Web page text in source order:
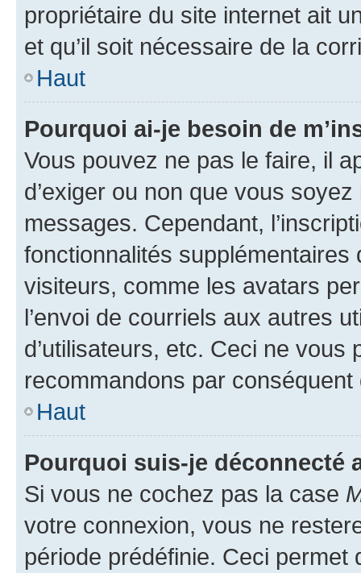
propriétaire du site internet ait
et qu’il soit nécessaire de la
Haut
Pourquoi ai-je besoin de
Vous pouvez ne pas le faire, il
d’exiger ou non que vous
messages. Cependant,
fonctionnalités
visiteurs, comme les avatars
l’envoi de courriels aux autres
d’utilisateurs, etc. Ceci ne vous
recommandons par conséquent
Haut
Pourquoi suis-je déconnecté
Si vous ne cochez pas la case
votre connexion, vous ne
période prédéfinie. Ceci permet